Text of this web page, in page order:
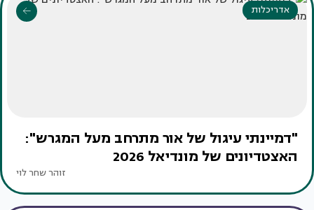
אדריכלות
"דמיינתי עיגול של אור מתרחב מעל המגרש":
האצטדיונים של מונדיאל 2026
זוהר שחר לוי